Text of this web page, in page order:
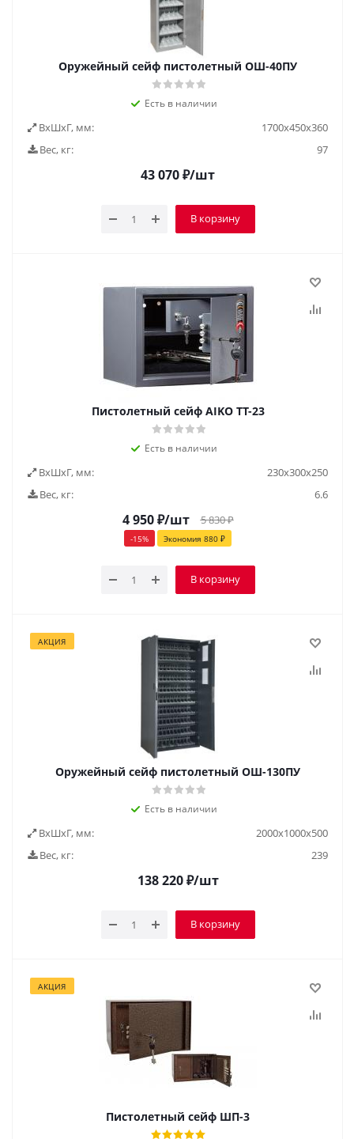
Оружейный сейф пистолетный ОШ-40ПУ
Есть в наличии
ВxШxГ, мм:
1700х450х360
Вес, кг:
97
43 070₽/шт
В корзину
Пистолетный сейф AIKO ТТ-23
Есть в наличии
ВxШxГ, мм:
230х300х250
Вес, кг:
6.6
4 950₽/шт 5 830₽
-15% Экономия 880 ₽
В корзину
АКЦИЯ
Оружейный сейф пистолетный ОШ-130ПУ
Есть в наличии
ВxШxГ, мм:
2000х1000х500
Вес, кг:
239
138 220₽/шт
В корзину
АКЦИЯ
Пистолетный сейф ШП-3